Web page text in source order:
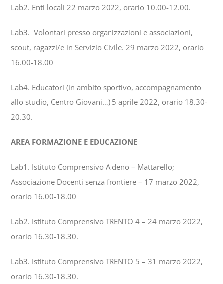
Lab2. Enti locali 22 marzo 2022, orario 10.00-12.00.
Lab3. Volontari presso organizzazioni e associazioni,
scout, ragazzi/e in Servizio Civile. 29 marzo 2022, orario
16.00-18.00
Lab4. Educatori (in ambito sportivo, accompagnamento
allo studio, Centro Giovani…) 5 aprile 2022, orario 18.30-
20.30.
AREA FORMAZIONE E EDUCAZIONE
Lab1. Istituto Comprensivo Aldeno – Mattarello;
Associazione Docenti senza frontiere – 17 marzo 2022,
orario 16.00-18.00
Lab2. Istituto Comprensivo TRENTO 4 – 24 marzo 2022,
orario 16.30-18.30.
Lab3. Istituto Comprensivo TRENTO 5 – 31 marzo 2022,
orario 16.30-18.30.